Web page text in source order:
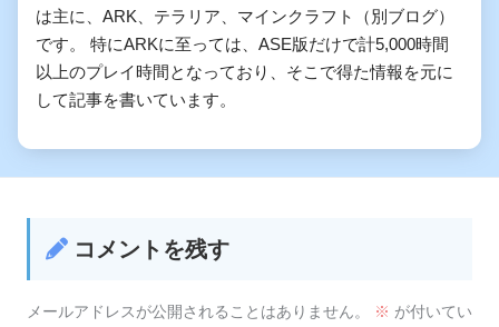
は主に、ARK、テラリア、マインクラフト（別ブログ）
です。 特にARKに至っては、ASE版だけで計5,000時間
以上のプレイ時間となっており、そこで得た情報を元に
して記事を書いています。
コメントを残す
メールアドレスが公開されることはありません。 ※ が付いてい